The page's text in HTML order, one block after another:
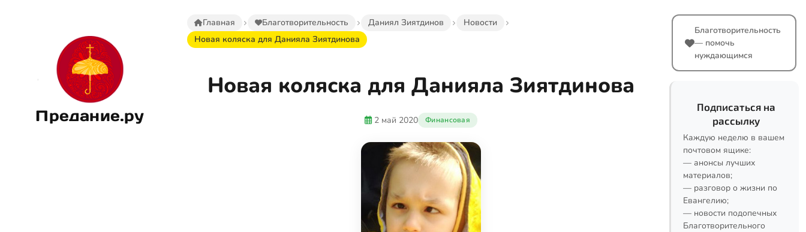
Предание.ру
Главная Благотворительность Даниял Зиятдинов
Новости
Новая коляска для Данияла Зиятдинова
Новая коляска для Данияла Зиятдинова
2 май 2020 Финансовая
Благотворительность
— помочь
нуждающимся
Подписаться на
рассылку
Каждую неделю в вашем
почтовом ящике:
— анонсы лучших
материалов;
— разговор о жизни по
Евангелию;
— новости подопечных
Благотворительного